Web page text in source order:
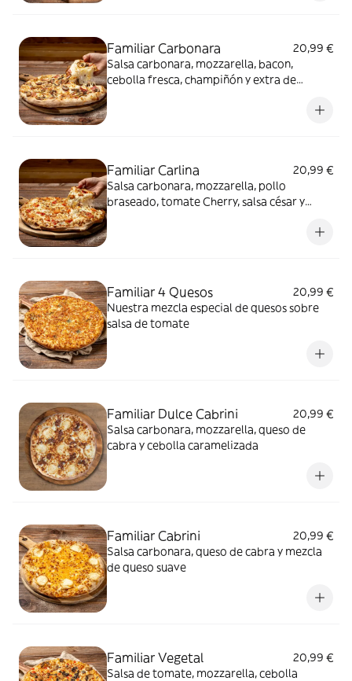
Familiar Carbonara
20,99 €
Salsa carbonara, mozzarella, bacon,
cebolla fresca, champiñón y extra de
Familiar Carlina
20,99 €
Salsa carbonara, mozzarella, pollo
braseado, tomate Cherry, salsa césar y
Familiar 4 Quesos
20,99 €
Nuestra mezcla especial de quesos sobre
salsa de tomate
Familiar Dulce Cabrini
20,99 €
Salsa carbonara, mozzarella, queso de
cabra y cebolla caramelizada
Familiar Cabrini
20,99 €
Salsa carbonara, queso de cabra y mezcla
de queso suave
Familiar Vegetal
20,99 €
Salsa de tomate, mozzarella, cebolla